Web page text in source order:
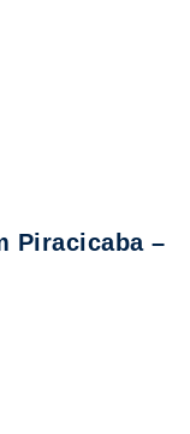
Piracicaba –